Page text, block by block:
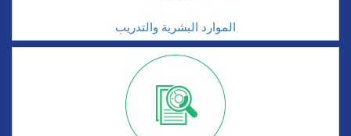
الموارد البشرية والتدريب